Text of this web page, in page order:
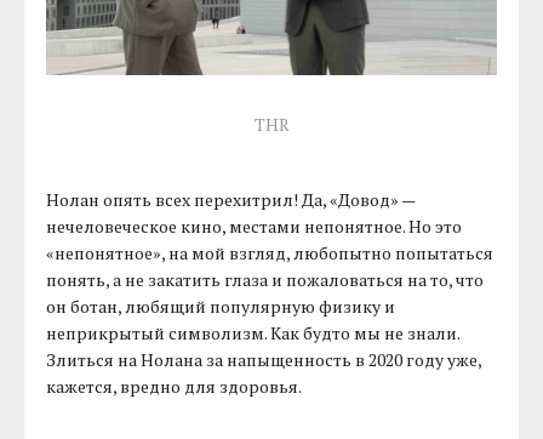
THR
Нолан опять всех перехитрил! Да, «Довод» —
нечеловеческое кино, местами непонятное. Но это
«непонятное», на мой взгляд, любопытно попытаться
понять, а не закатить глаза и пожаловаться на то, что
он ботан, любящий популярную физику и
неприкрытый символизм. Как будто мы не знали.
Злиться на Нолана за напыщенность в 2020 году уже,
кажется, вредно для здоровья.